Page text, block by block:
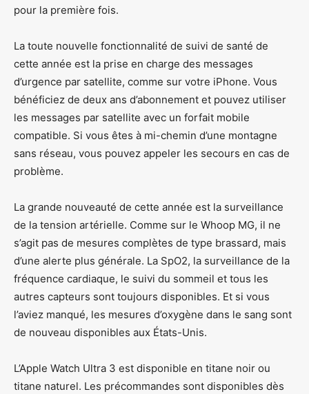
pour la première fois.
La toute nouvelle fonctionnalité de suivi de santé de
cette année est la prise en charge des messages
d’urgence par satellite, comme sur votre iPhone. Vous
bénéficiez de deux ans d’abonnement et pouvez utiliser
les messages par satellite avec un forfait mobile
compatible. Si vous êtes à mi-chemin d’une montagne
sans réseau, vous pouvez appeler les secours en cas de
problème.
La grande nouveauté de cette année est la surveillance
de la tension artérielle. Comme sur le Whoop MG, il ne
s’agit pas de mesures complètes de type brassard, mais
d’une alerte plus générale. La SpO2, la surveillance de la
fréquence cardiaque, le suivi du sommeil et tous les
autres capteurs sont toujours disponibles. Et si vous
l’aviez manqué, les mesures d’oxygène dans le sang sont
de nouveau disponibles aux États-Unis.
L’Apple Watch Ultra 3 est disponible en titane noir ou
titane naturel. Les précommandes sont disponibles dès